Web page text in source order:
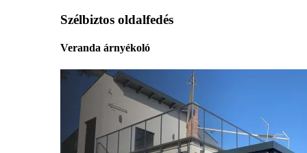
Szélbiztos oldalfedés
Veranda árnyékoló